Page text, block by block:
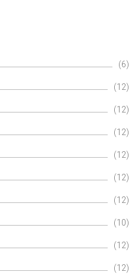
(6)
(12)
(12)
(12)
(12)
(12)
(12)
(10)
(12)
(12)